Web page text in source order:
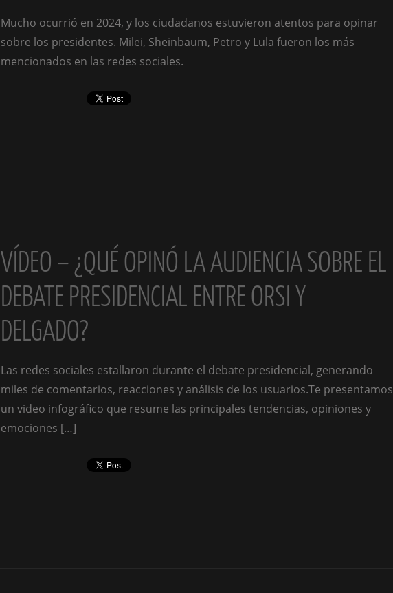
Mucho ocurrió en 2024, y los ciudadanos estuvieron atentos para opinar
sobre los presidentes. Milei, Sheinbaum, Petro y Lula fueron los más
mencionados en las redes sociales.
VÍDEO – ¿QUÉ OPINÓ LA AUDIENCIA SOBRE EL
DEBATE PRESIDENCIAL ENTRE ORSI Y
DELGADO?
Las redes sociales estallaron durante el debate presidencial, generando
miles de comentarios, reacciones y análisis de los usuarios.Te presentamos
un video infográfico que resume las principales tendencias, opiniones y
emociones […]